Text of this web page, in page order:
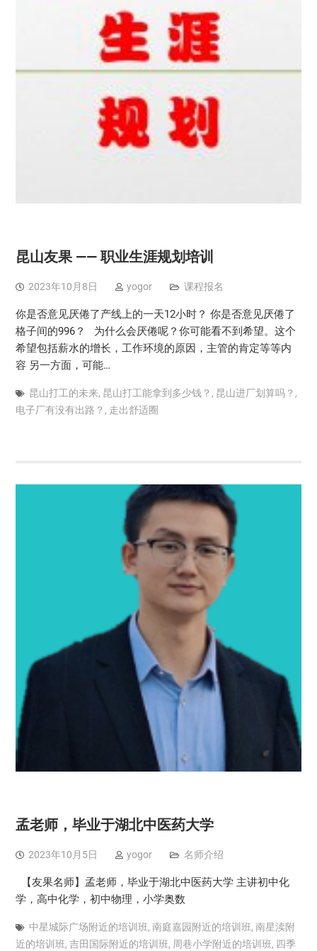
昆山友果 —— 职业生涯规划培训
2023年10月8日 yogor 课程报名
你是否意见厌倦了产线上的一天12小时？ 你是否意见厌倦了
格子间的996？ 为什么会厌倦呢？你可能看不到希望。这个
希望包括薪水的增长，工作环境的原因，主管的肯定等等内
容 另一方面，可能…
昆山打工的未来, 昆山打工能拿到多少钱？ , 昆山进厂划算吗？ ,
电子厂有没有出路？ , 走出舒适圈
孟老师，毕业于湖北中医药大学
2023年10月5日 yogor 名师介绍
【友果名师】孟老师，毕业于湖北中医药大学 主讲初中化
学，高中化学，初中物理，小学奥数
中星城际广场附近的培训班, 南庭嘉园附近的培训班, 南星渎附
近的培训班, 吉田国际附近的培训班, 周巷小学附近的培训班, 四季